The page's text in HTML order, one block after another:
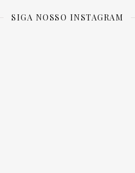
SIGA NOSSO INSTAGRAM